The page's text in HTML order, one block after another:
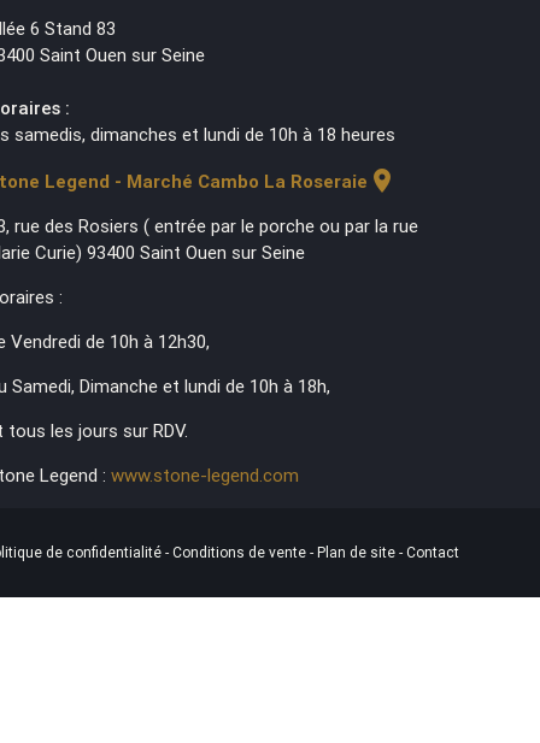
6 Stand 83
Saint Ouen sur Seine
:
samedis, dimanches et lundi de 10h à 18 heures
Legend - Marché Cambo La Roseraie location_on
rue des Rosiers ( entrée par le porche ou par la rue
Curie) 93400 Saint Ouen sur Seine
:
Vendredi de 10h à 12h30,
Samedi, Dimanche et lundi de 10h à 18h,
tous les jours sur RDV.
Legend : www.stone-legend.com
de confidentialité- Conditions de vente - Plan de site - Contact